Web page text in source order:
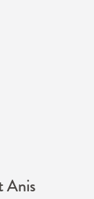
Anis